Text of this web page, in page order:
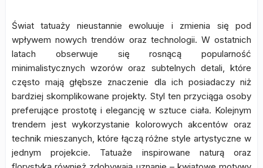
Świat tatuaży nieustannie ewoluuje i zmienia się pod
wpływem nowych trendów oraz technologii. W ostatnich
latach obserwuje się rosnącą popularność
minimalistycznych wzorów oraz subtelnych detali, które
często mają głębsze znaczenie dla ich posiadaczy niż
bardziej skomplikowane projekty. Styl ten przyciąga osoby
preferujące prostotę i elegancję w sztuce ciała. Kolejnym
trendem jest wykorzystanie kolorowych akcentów oraz
technik mieszanych, które łączą różne style artystyczne w
jednym projekcie. Tatuaże inspirowane naturą oraz